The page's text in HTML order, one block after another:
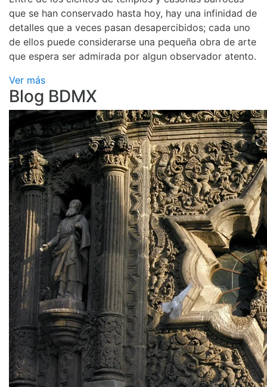
que se han conservado hasta hoy, hay una infinidad de
detalles que a veces pasan desapercibidos; cada uno
de ellos puede considerarse una pequeña obra de arte
que espera ser admirada por algun observador atento.
Ver más
Blog BDMX